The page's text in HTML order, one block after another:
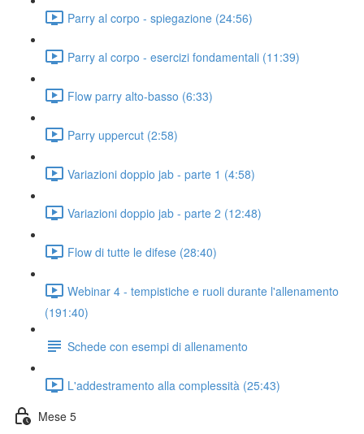
Parry al corpo - spiegazione (24:56)
Parry al corpo - esercizi fondamentali (11:39)
Flow parry alto-basso (6:33)
Parry uppercut (2:58)
Variazioni doppio jab - parte 1 (4:58)
Variazioni doppio jab - parte 2 (12:48)
Flow di tutte le difese (28:40)
Webinar 4 - tempistiche e ruoli durante l'allenamento
(191:40)
Schede con esempi di allenamento
L'addestramento alla complessità (25:43)
Mese 5